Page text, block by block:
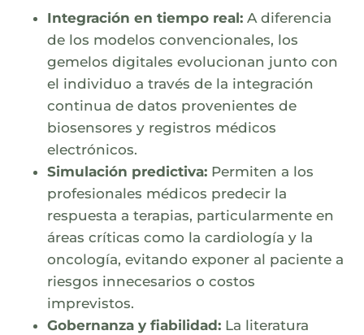
Integración en tiempo real: A diferencia
de los modelos convencionales, los
gemelos digitales evolucionan junto con
el individuo a través de la integración
continua de datos provenientes de
biosensores y registros médicos
electrónicos.
Simulación predictiva: Permiten a los
profesionales médicos predecir la
respuesta a terapias, particularmente en
áreas críticas como la cardiología y la
oncología, evitando exponer al paciente a
riesgos innecesarios o costos
imprevistos.
Gobernanza y fiabilidad: La literatura